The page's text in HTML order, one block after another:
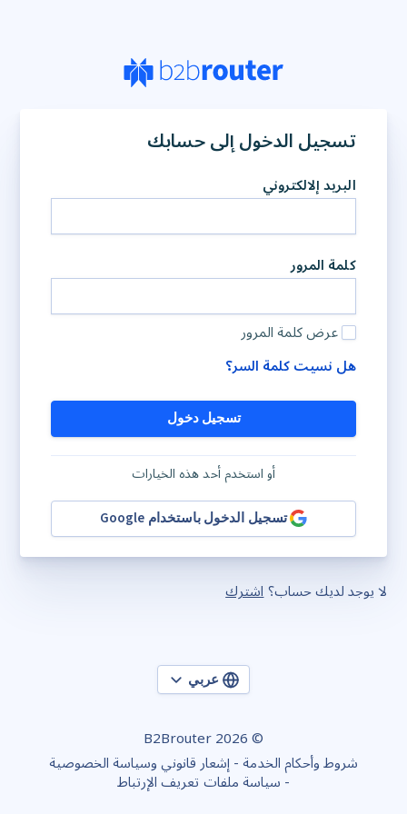
تسجيل الدخول إلى حسابك
البريد إلالكتروني
كلمة المرور
عرض كلمة المرور
هل نسيت كلمة السر؟
تسجيل دخول
أو استخدم أحد هذه الخيارات
تسجيل الدخول باستخدام Google
لا يوجد لديك حساب؟اشترك
عربي
© 2026 B2Brouter
شروط وأحكام الخدمة إشعار قانوني وسياسة الخصوصية
سياسة ملفات تعريف الإرتباط